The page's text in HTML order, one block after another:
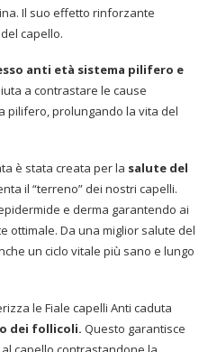
Il suo effetto rinforzante
capello.
anti età sistema pilifero e
a contrastare le cause
pilifero, prolungando la vita del
è stata creata per la salute del
il “terreno” dei nostri capelli.
e derma garantendo ai
ottimale. Da una miglior salute del
un ciclo vitale più sano e lungo
le Fiale capelli Anti caduta
dei follicoli. Questo garantisce